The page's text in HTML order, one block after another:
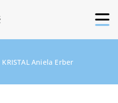
KRISTAL Aniela Erber